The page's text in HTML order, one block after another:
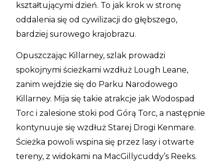
kształtującymi dzień. To jak krok w stronę
oddalenia się od cywilizacji do głębszego,
bardziej surowego krajobrazu.
Opuszczając Killarney, szlak prowadzi
spokojnymi ścieżkami wzdłuż Lough Leane,
zanim wejdzie się do Parku Narodowego
Killarney. Mija się takie atrakcje jak Wodospad
Torc i zalesione stoki pod Górą Torc, a następnie
kontynuuje się wzdłuż Starej Drogi Kenmare.
Ścieżka powoli wspina się przez lasy i otwarte
tereny, z widokami na MacGillycuddy’s Reeks.